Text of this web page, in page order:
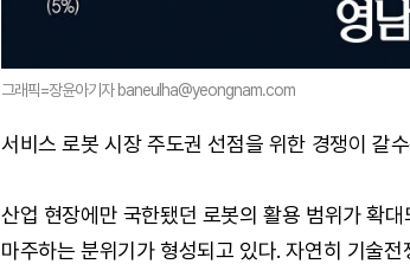
그래픽=장윤아기자 baneulha@yeongnam.com
서비스 로봇 시장 주도권 선점을 위한 경쟁이 갈
산업 현장에만 국한됐던 로봇의 활용 범위가 확
마주하는 분위기가 형성되고 있다. 자연히 기술전